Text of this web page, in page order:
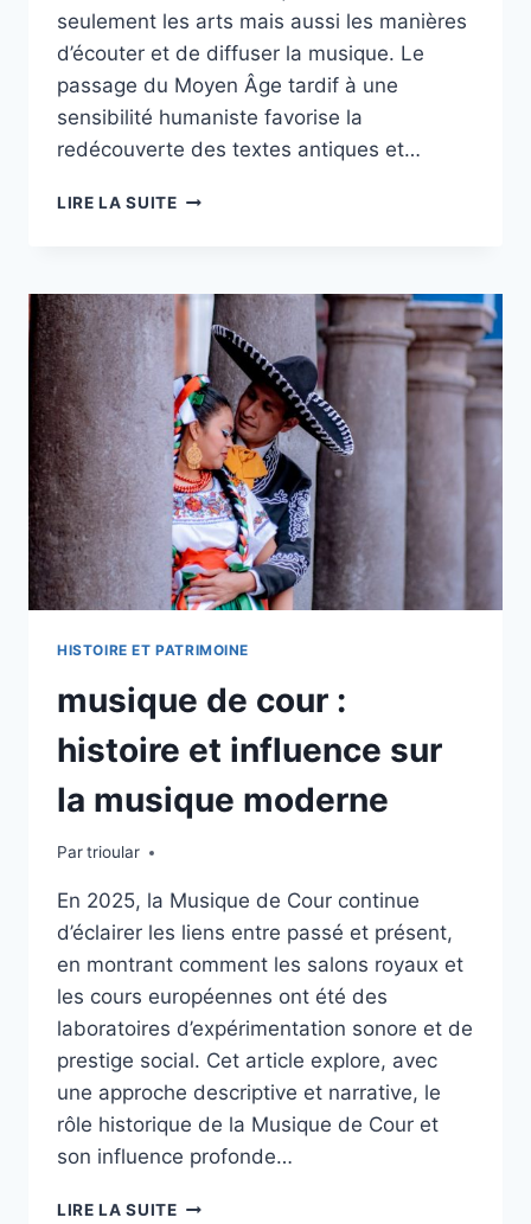
seulement les arts mais aussi les manières
d’écouter et de diffuser la musique. Le
passage du Moyen Âge tardif à une
sensibilité humaniste favorise la
redécouverte des textes antiques et…
LIRE LA SUITEMUSIQUE
:
ORIGINES,
INFLUENCES
ET
CHEFS-
D’ŒUVRE
À
(RE)DÉCOUVRIR
HISTOIRE ET PATRIMOINE
musique de cour :
histoire et influence sur
la musique moderne
Partrioular
En 2025, la Musique de Cour continue
d’éclairer les liens entre passé et présent,
en montrant comment les salons royaux et
les cours européennes ont été des
laboratoires d’expérimentation sonore et de
prestige social. Cet article explore, avec
une approche descriptive et narrative, le
rôle historique de la Musique de Cour et
son influence profonde…
LIRE LA SUITEMUSIQUE